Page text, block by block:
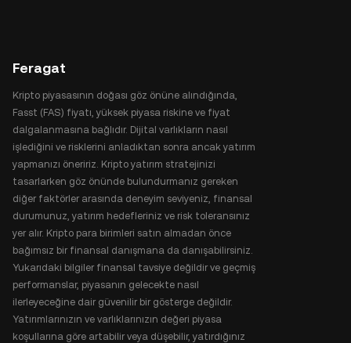
Feragat
Kripto piyasasının doğası göz önüne alındığında,
Fasst (FAS) fiyatı, yüksek piyasa riskine ve fiyat
dalgalanmasına bağlıdır. Dijital varlıkların nasıl
işlediğini ve risklerini anladıktan sonra ancak yatırım
yapmanızı öneririz. Kripto yatırım stratejinizi
tasarlarken göz önünde bulundurmanız gereken
diğer faktörler arasında deneyim seviyeniz, finansal
durumunuz, yatırım hedefleriniz ve risk toleransınız
yer alır. Kripto para birimleri satın almadan önce
bağımsız bir finansal danışmana da danışabilirsiniz.
Yukarıdaki bilgiler finansal tavsiye değildir ve geçmiş
performanslar, piyasanın gelecekte nasıl
ilerleyeceğine dair güvenilir bir gösterge değildir.
Yatırımlarınızın ve varlıklarınızın değeri piyasa
koşullarına göre artabilir veya düşebilir, yatırdığınız